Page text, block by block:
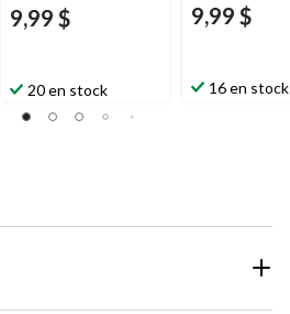
9,99 $
20 en stock
9,99 $
16 en stock